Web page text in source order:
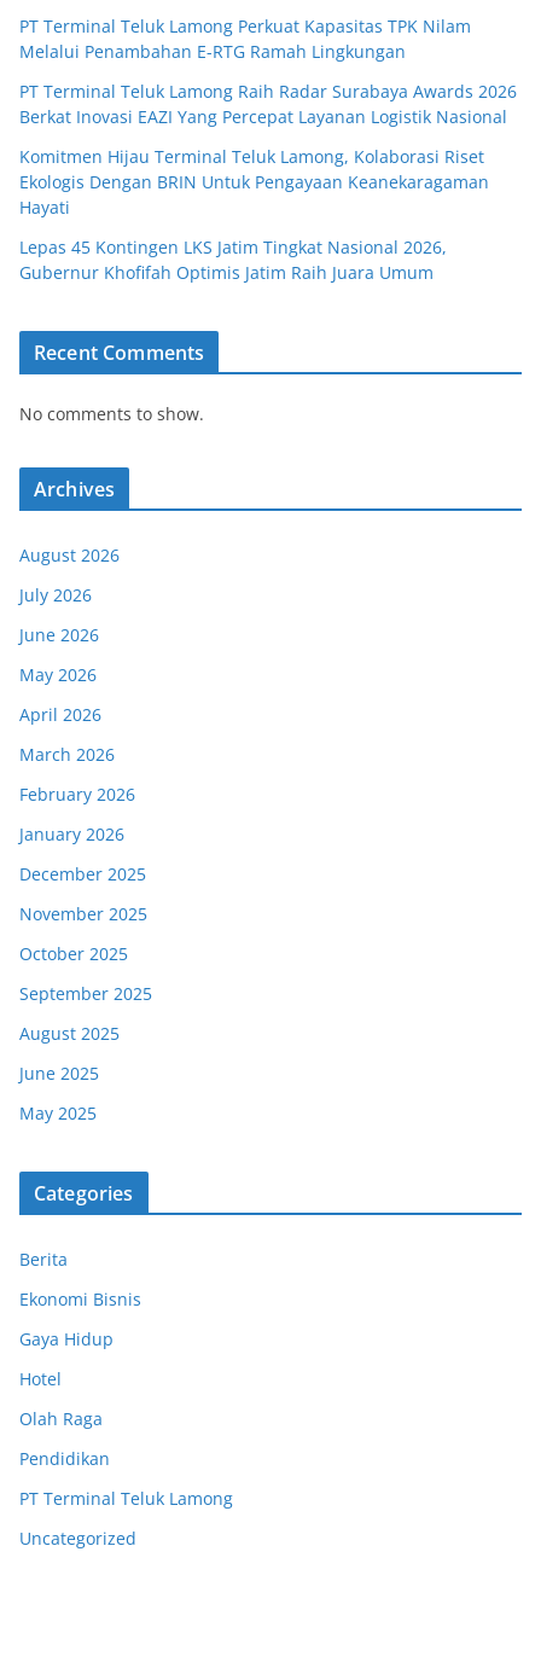
PT Terminal Teluk Lamong Perkuat Kapasitas TPK Nilam
Melalui Penambahan E-RTG Ramah Lingkungan
PT Terminal Teluk Lamong Raih Radar Surabaya Awards 2026
Berkat Inovasi EAZI Yang Percepat Layanan Logistik Nasional
Komitmen Hijau Terminal Teluk Lamong, Kolaborasi Riset
Ekologis Dengan BRIN Untuk Pengayaan Keanekaragaman
Hayati
Lepas 45 Kontingen LKS Jatim Tingkat Nasional 2026,
Gubernur Khofifah Optimis Jatim Raih Juara Umum
Recent Comments
No comments to show.
Archives
August 2026
July 2026
June 2026
May 2026
April 2026
March 2026
February 2026
January 2026
December 2025
November 2025
October 2025
September 2025
August 2025
June 2025
May 2025
Categories
Berita
Ekonomi Bisnis
Gaya Hidup
Hotel
Olah Raga
Pendidikan
PT Terminal Teluk Lamong
Uncategorized